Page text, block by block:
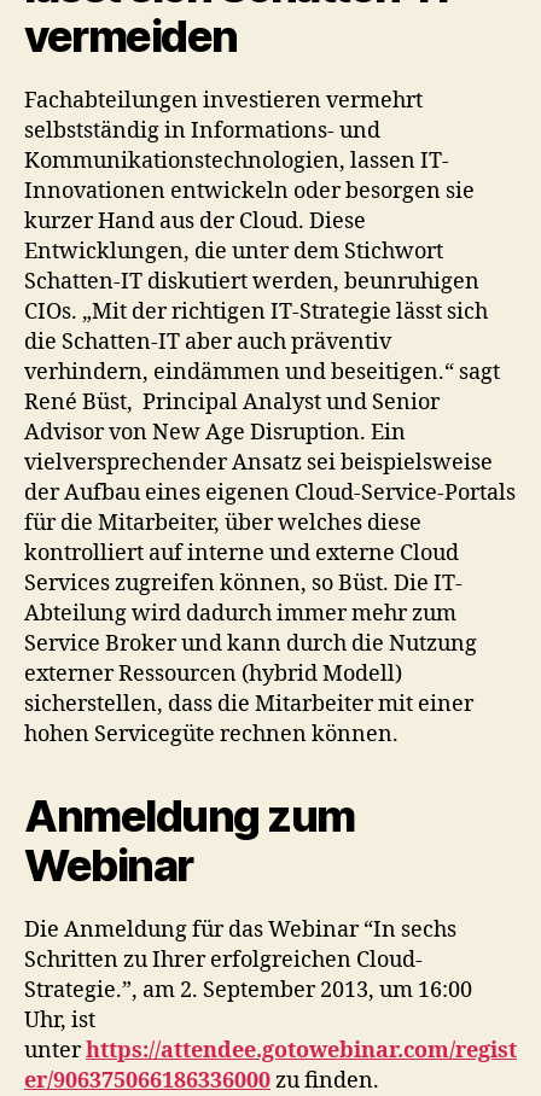
vermeiden
Fachabteilungen investieren vermehrt
selbstständig in Informations- und
Kommunikationstechnologien, lassen IT-
Innovationen entwickeln oder besorgen sie
kurzer Hand aus der Cloud. Diese
Entwicklungen, die unter dem Stichwort
Schatten-IT diskutiert werden, beunruhigen
CIOs. „Mit der richtigen IT-Strategie lässt sich
die Schatten-IT aber auch präventiv
verhindern, eindämmen und beseitigen.“ sagt
René Büst, Principal Analyst und Senior
Advisor von New Age Disruption. Ein
vielversprechender Ansatz sei beispielsweise
der Aufbau eines eigenen Cloud-Service-Portals
für die Mitarbeiter, über welches diese
kontrolliert auf interne und externe Cloud
Services zugreifen können, so Büst. Die IT-
Abteilung wird dadurch immer mehr zum
Service Broker und kann durch die Nutzung
externer Ressourcen (hybrid Modell)
sicherstellen, dass die Mitarbeiter mit einer
hohen Servicegüte rechnen können.
Anmeldung zum
Webinar
Die Anmeldung für das Webinar “In sechs
Schritten zu Ihrer erfolgreichen Cloud-
Strategie.”, am 2. September 2013, um 16:00
Uhr, ist
unterhttps://attendee.gotowebinar.com/regist
er/906375066186336000zu finden.